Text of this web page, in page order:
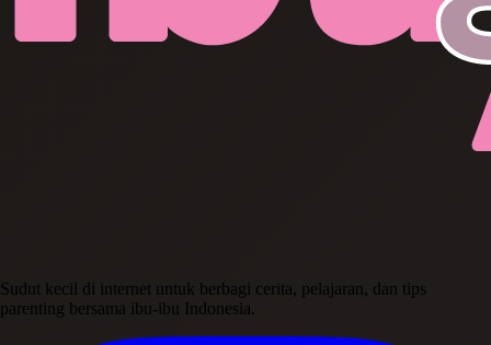
Sudut kecil di internet untuk berbagi cerita, pelajaran, dan tips
parenting bersama ibu-ibu Indonesia.